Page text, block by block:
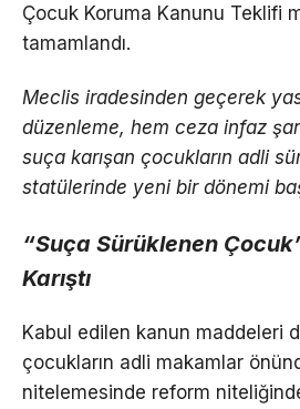
Çocuk Koruma Kanunu Teklifi
tamamlandı.
Meclis iradesinden geçerek
düzenleme, hem ceza infaz
suça karışan çocukların adli
statülerinde yeni bir dönemi
“Suça Sürüklenen
Karıştı
Kabul edilen kanun maddeleri
çocukların adli makamlar
nitelemesinde reform